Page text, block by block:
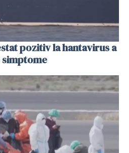
pozitiv la hantavirus a